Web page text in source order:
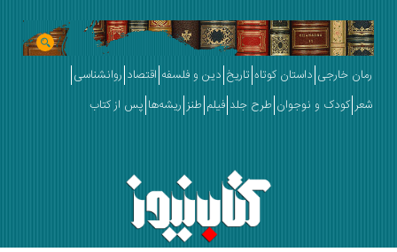
خارجی داستان کوتاه تاریخ دین و فلسفه اقتصاد روانشناسی
کودک و نوجوان طرح جلد فیلم طنز ریشه‌ها پس از کتاب